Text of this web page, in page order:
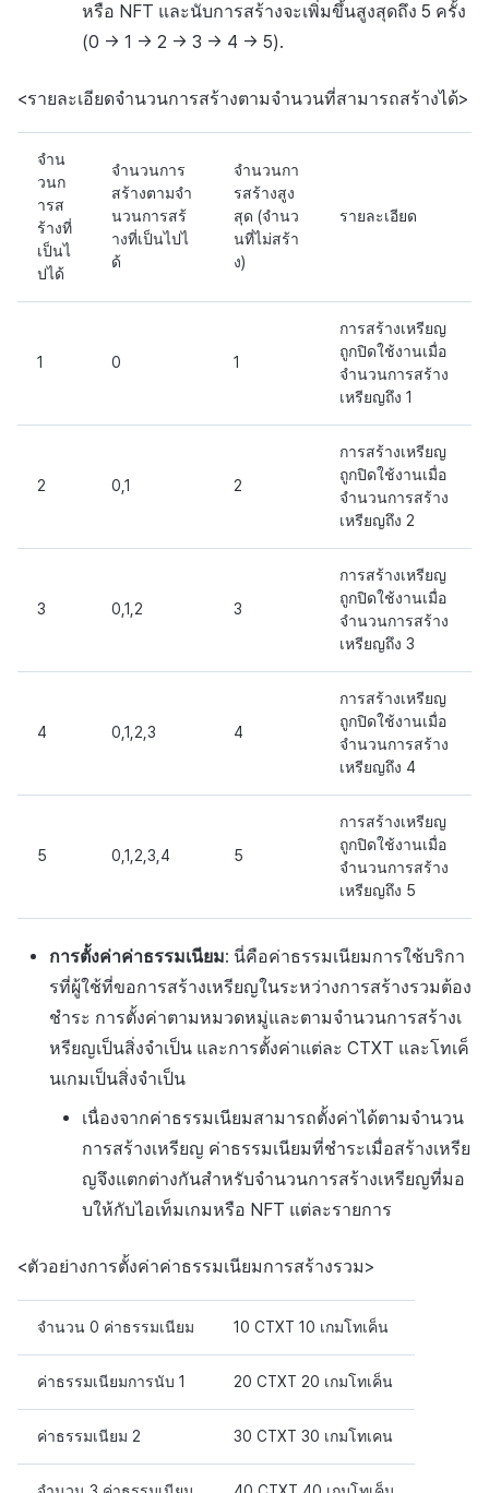
หรือ NFT และนับการสร้างจะเพิ่มขึ้นสูงสุดถึง 5 ครั้ง
(0 -> 1 -> 2 -> 3 -> 4 -> 5).
<รายละเอียดจำนวนการสร้างตามจำนวนที่สามารถสร้างได้>
จำน
วนก
ารส
ร้างที่
เป็นไ
ปได้
จำนวนการ
สร้างตามจำ
นวนการสร้
างที่เป็นไปไ
ด้
จำนวนกา
รสร้างสูง
สุด (จำนว
นที่ไม่สร้า
ง)
รายละเอียด
1 0 1
การสร้างเหรียญ
ถูกปิดใช้งานเมื่อ
จำนวนการสร้าง
เหรียญถึง 1
2 0,1 2
การสร้างเหรียญ
ถูกปิดใช้งานเมื่อ
จำนวนการสร้าง
เหรียญถึง 2
3 0,1,2 3
การสร้างเหรียญ
ถูกปิดใช้งานเมื่อ
จำนวนการสร้าง
เหรียญถึง 3
4 0,1,2,3 4
การสร้างเหรียญ
ถูกปิดใช้งานเมื่อ
จำนวนการสร้าง
เหรียญถึง 4
5 0,1,2,3,4 5
การสร้างเหรียญ
ถูกปิดใช้งานเมื่อ
จำนวนการสร้าง
เหรียญถึง 5
การตั้งค่าค่าธรรมเนียม: นี่คือค่าธรรมเนียมการใช้บริกา
รที่ผู้ใช้ที่ขอการสร้างเหรียญในระหว่างการสร้างรวมต้อง
ชำระ การตั้งค่าตามหมวดหมู่และตามจำนวนการสร้างเ
หรียญเป็นสิ่งจำเป็น และการตั้งค่าแต่ละ CTXT และโทเค็
นเกมเป็นสิ่งจำเป็น
เนื่องจากค่าธรรมเนียมสามารถตั้งค่าได้ตามจำนวน
การสร้างเหรียญ ค่าธรรมเนียมที่ชำระเมื่อสร้างเหรีย
ญจึงแตกต่างกันสำหรับจำนวนการสร้างเหรียญที่มอ
บให้กับไอเท็มเกมหรือ NFT แต่ละรายการ
<ตัวอย่างการตั้งค่าค่าธรรมเนียมการสร้างรวม>
จำนวน 0 ค่าธรรมเนียม 10 CTXT 10 เกมโทเค็น
ค่าธรรมเนียมการนับ 1 20 CTXT 20 เกมโทเค็น
ค่าธรรมเนียม 2 30 CTXT 30 เกมโทเคน